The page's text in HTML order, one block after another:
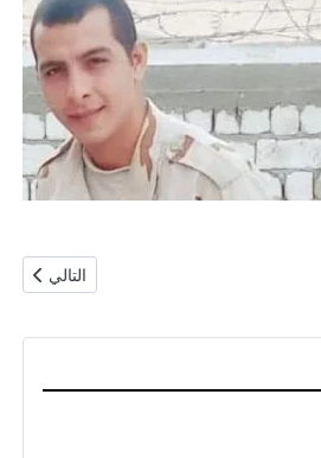
المقال
التالي